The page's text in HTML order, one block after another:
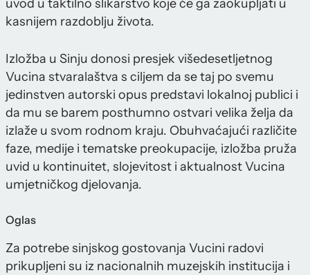
uvod u taktilno slikarstvo koje će ga zaokupljati u
kasnijem razdoblju života.
Izložba u Sinju donosi presjek višedesetljetnog
Vucina stvaralaštva s ciljem da se taj po svemu
jedinstven autorski opus predstavi lokalnoj publici i
da mu se barem posthumno ostvari velika želja da
izlaže u svom rodnom kraju. Obuhvaćajući različite
faze, medije i tematske preokupacije, izložba pruža
uvid u kontinuitet, slojevitost i aktualnost Vucina
umjetničkog djelovanja.
Oglas
Za potrebe sinjskog gostovanja Vucini radovi
prikupljeni su iz nacionalnih muzejskih institucija i